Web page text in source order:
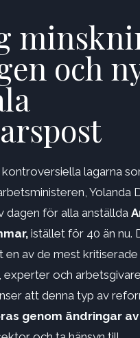
och
lagarna
Yolanda
dagen för alla anställda
istället för 40 än nu.
en av de mest kritiserade
experter och arbetsgivare,
att denna typ av
genom ändringar